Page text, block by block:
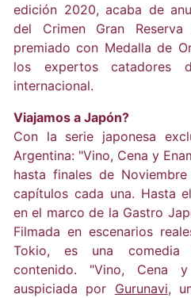
edición 2020, acaba de
del Crimen Gran
premiado con Medalla de
los expertos catadores
internacional.
Viajamos a Japón?
Con la serie japonesa
Argentina: "Vino, Cena y
hasta finales de
capítulos cada una. Hasta
en el marco de la Gastro
Filmada en escenarios
Tokio, es una comedia
contenido. "Vino, Cena
auspiciada por Gurunavi,